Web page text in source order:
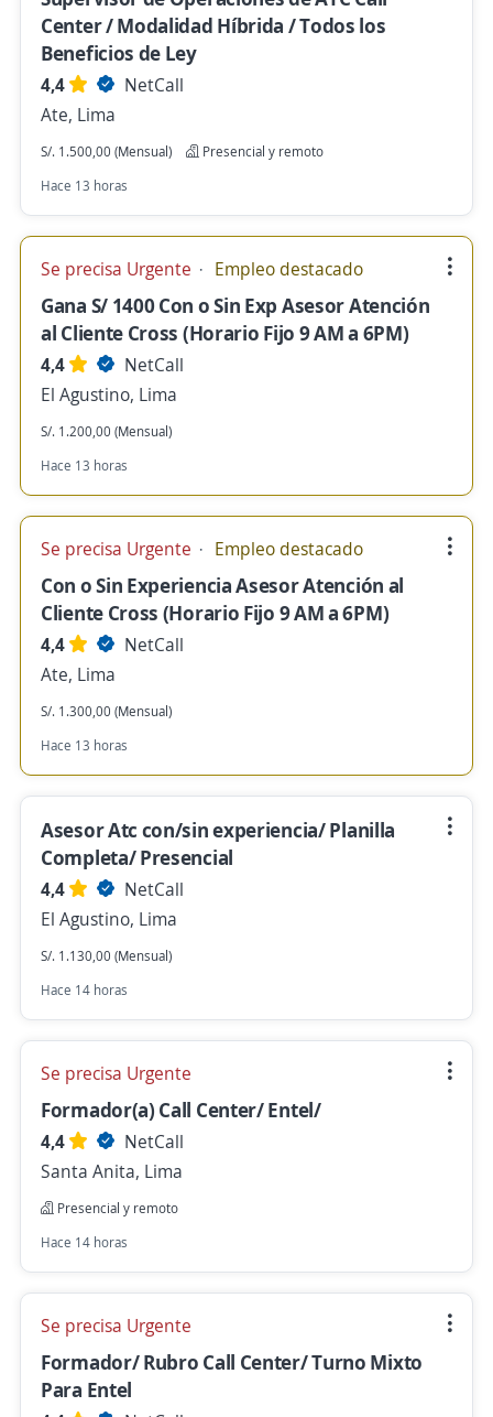
Center / Modalidad Híbrida / Todos los
Beneficios de Ley
4,4
NetCall
Ate, Lima
S/. 1.500,00 (Mensual)
Presencial y remoto
Hace 13 horas
Se precisa Urgente Empleo destacado
Gana S/ 1400 Con o Sin Exp Asesor Atención
al Cliente Cross (Horario Fijo 9 AM a 6PM)
4,4
NetCall
El Agustino, Lima
S/. 1.200,00 (Mensual)
Hace 13 horas
Se precisa Urgente Empleo destacado
Con o Sin Experiencia Asesor Atención al
Cliente Cross (Horario Fijo 9 AM a 6PM)
4,4
NetCall
Ate, Lima
S/. 1.300,00 (Mensual)
Hace 13 horas
Asesor Atc con/sin experiencia/ Planilla
Completa/ Presencial
4,4
NetCall
El Agustino, Lima
S/. 1.130,00 (Mensual)
Hace 14 horas
Se precisa Urgente
Formador(a) Call Center/ Entel/
4,4
NetCall
Santa Anita, Lima
Presencial y remoto
Hace 14 horas
Se precisa Urgente
Formador/ Rubro Call Center/ Turno Mixto
Para Entel